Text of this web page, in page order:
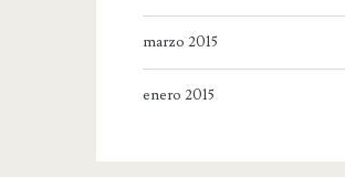
marzo 2015
enero 2015